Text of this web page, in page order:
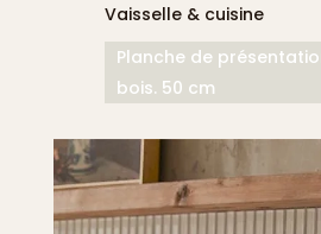
Vaisselle & cuisine
Planche de
bois. 50 cm